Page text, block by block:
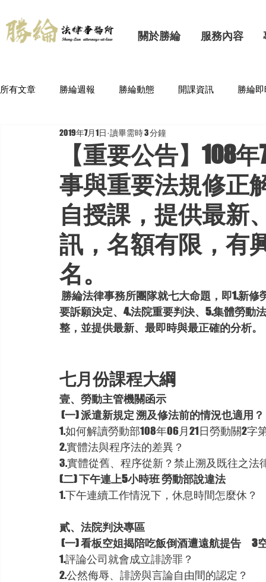
關於勝綸 服務內容
所有文章 勝綸週報 勝綸動態 開課資訊 勝綸
【重要公告】108
事與重要法規修正
自授課，提供最新
訊，名額有限，有
名。
2019年7月1日 讀畢需時 3 分鐘
勝綸法律事務所團隊就七大命題，即1.新
要訴願決定、4.法院重要判決、5.集體勞動
整，並提供最新、最即時與最正確的分析。
七月份課程大綱
壹、勞動主管機關函示
(一) 派遣新規定 溯及修法前的情況也適用？
1.如何解讀勞動部108年06月21日勞動關2字
2.實體法與程序法的差異？
3.實體從舊、程序從新？禁止溯及既往之法
(二) 下午連上5小時班 勞動部說違法
1.下午連續工作情況下，休息時間怎麼休？
貳、法院判決專區
(一) 看板空姐揭陪吃飯倒酒遭遠航提告　3
1.評論公司就會成立誹謗罪？
2.公然侮辱、誹謗與言論自由間的認定？